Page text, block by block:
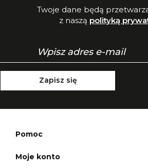
Twoje dane będą
z naszą polityką
Zapisz się
Pomoc
Moje konto